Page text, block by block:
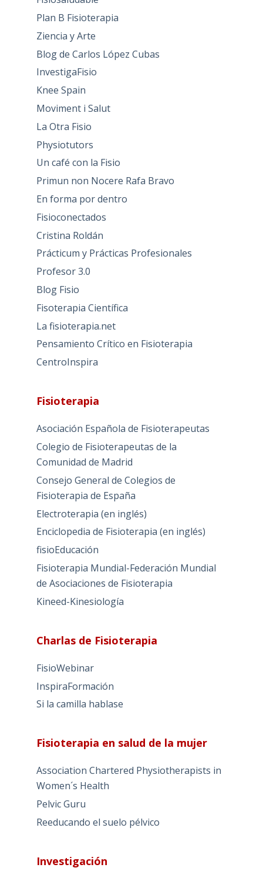
Plan B Fisioterapia
Ziencia y Arte
Blog de Carlos López Cubas
InvestigaFisio
Knee Spain
Moviment i Salut
La Otra Fisio
Physiotutors
Un café con la Fisio
Primun non Nocere Rafa Bravo
En forma por dentro
Fisioconectados
Cristina Roldán
Prácticum y Prácticas Profesionales
Profesor 3.0
Blog Fisio
Fisoterapia Científica
La fisioterapia.net
Pensamiento Crítico en Fisioterapia
CentroInspira
Fisioterapia
Asociación Española de Fisioterapeutas
Colegio de Fisioterapeutas de la
Comunidad de Madrid
Consejo General de Colegios de
Fisioterapia de España
Electroterapia (en inglés)
Enciclopedia de Fisioterapia (en inglés)
fisioEducación
Fisioterapia Mundial-Federación Mundial
de Asociaciones de Fisioterapia
Kineed-Kinesiología
Charlas de Fisioterapia
FisioWebinar
InspiraFormación
Si la camilla hablase
Fisioterapia en salud de la mujer
Association Chartered Physiotherapists in
Women´s Health
Pelvic Guru
Reeducando el suelo pélvico
Investigación